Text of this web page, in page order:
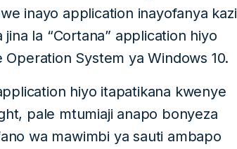
inayo application inayofanya kazi
la “Cortana” application hiyo
System ya Windows 10.
hiyo itapatikana kwenye
pale mtumiaji anapo bonyeza
wa mawimbi ya sauti ambapo